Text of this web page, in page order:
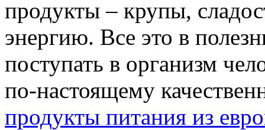
продукты – крупы,
энергию. Все это в
поступать в организм
по-настоящему
продукты питания из